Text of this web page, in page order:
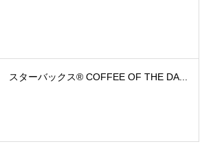
スターバックス® COFFEE OF THE DA...